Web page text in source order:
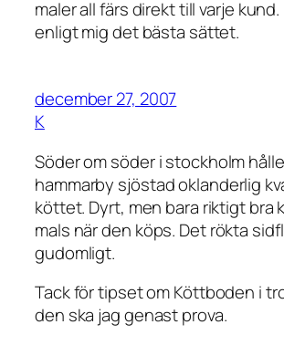
maler all färs direkt till varje kund.
enligt mig det bästa sättet.
december 27, 2007
K
Söder om söder i stockholm
hammarby sjöstad oklanderlig
köttet. Dyrt, men bara riktigt bra
mals när den köps. Det rökta
gudomligt.
Tack för tipset om Köttboden i
den ska jag genast prova.